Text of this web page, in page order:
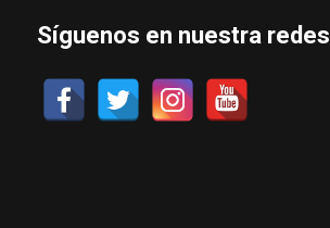
Síguenos en nuestra redes